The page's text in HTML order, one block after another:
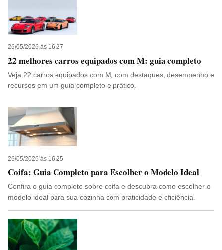
26/05/2026 às 16:27
22 melhores carros equipados com M: guia completo
Veja 22 carros equipados com M, com destaques, desempenho e
recursos em um guia completo e prático.
26/05/2026 às 16:25
Coifa: Guia Completo para Escolher o Modelo Ideal
Confira o guia completo sobre coifa e descubra como escolher o
modelo ideal para sua cozinha com praticidade e eficiência.